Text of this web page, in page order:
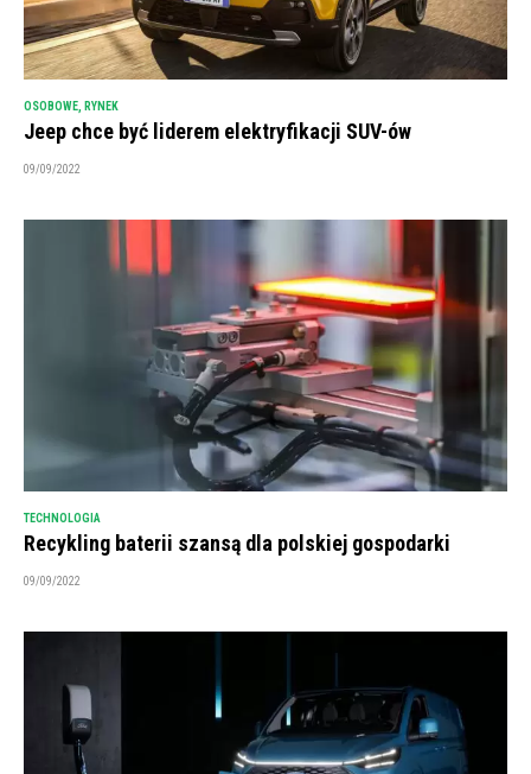
OSOBOWE RYNEK
Jeep chce być liderem elektryfikacji SUV-ów
09/09/2022
TECHNOLOGIA
Recykling baterii szansą dla polskiej gospodarki
09/09/2022